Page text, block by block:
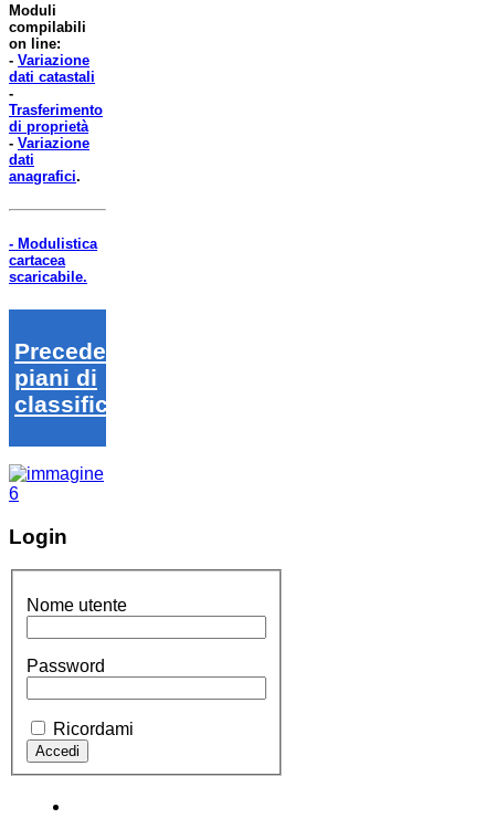
Moduli
compilabili
on line:
- Variazione
dati catastali
-
Trasferimento
di proprietà
- Variazione
dati
anagrafici.
- Modulistica
cartacea
scaricabile.
Precedenti
piani di
classifica
Login
Nome utente
Password
Ricordami